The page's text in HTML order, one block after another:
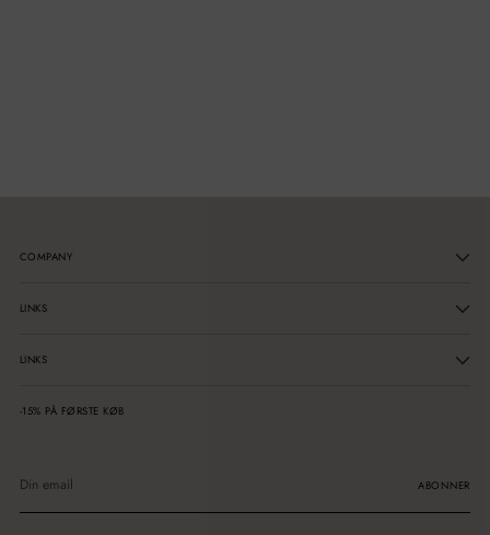
COMPANY
LINKS
LINKS
-15% PÅ FØRSTE KØB
email
ABONNER